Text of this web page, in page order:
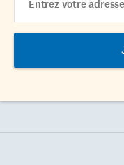
Address